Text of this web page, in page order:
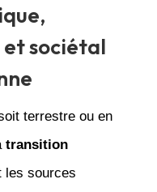
sociétal
terrestre ou en
transition
les sources